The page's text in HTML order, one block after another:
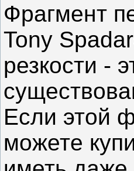
Фрагмент
Tony
резкости -
Если этой
можете